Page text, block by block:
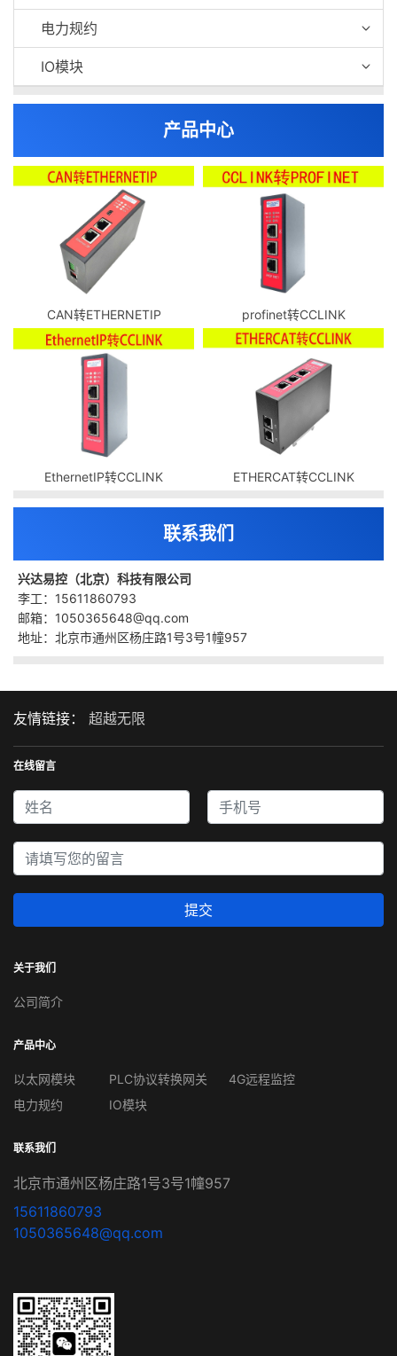
电力规约
IO模块
产品中心
CAN转ETHERNETIP profinet转CCLINK
EthernetIP转CCLINK ETHERCAT转CCLINK
联系我们
兴达易控（北京）科技有限公司
李工：15611860793
邮箱：1050365648@qq.com
地址：北京市通州区杨庄路1号3号1幢957
友情链接： 超越无限
在线留言
提交
关于我们
公司简介
产品中心
以太网模块 PLC协议转换网关
4G远程监控
电力规约
IO模块
联系我们
北京市通州区杨庄路1号3号1幢957
15611860793
1050365648@qq.com